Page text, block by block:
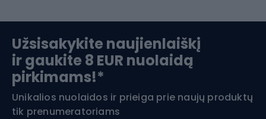
Slidinėjimas
Apranga žiemos sportui
Šiaurietiškas ėjimas
Užsisakykite naujienlaiškį
ir gaukite 8 EUR nuolaidą
pirkimams!*
Unikalios nuolaidos ir prieiga prie naujų produktų
tik prenumeratoriams